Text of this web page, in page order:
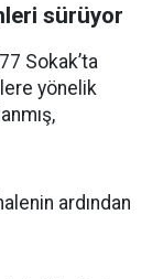
sürüyor
Sokak’ta
yönelik
ardından